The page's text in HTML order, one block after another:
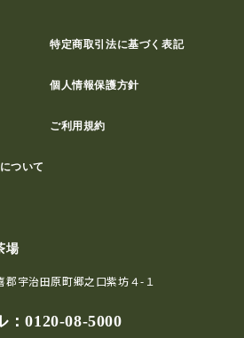
特定商取引法に基づく表記
個人情報保護方針
ご利用規約
ついて
場
宇治田原町郷之口紫坊４-１
：0120-08-5000